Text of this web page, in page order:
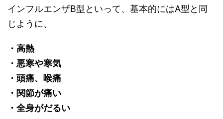
インフルエンザB型といって、基本的にはA型と同
じように、
・高熱
・悪寒や寒気
・頭痛、喉痛
・関節が痛い
・全身がだるい